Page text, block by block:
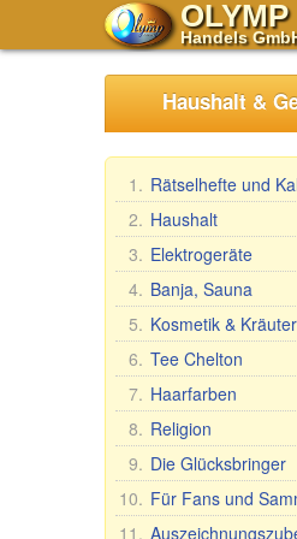
OLYMP
Handels
Haushalt &
1. Rätselhefte und
2. Haushalt
Mangal, Grills
Spieße
Dampfkocher
Haushaltswaren
Waschen und
Teig- &
Zubehör
Tischdecken
Fleischwölfe und
Backen, Tee,
3. Elektrogeräte
Küchen-
Andere
4. Banja, Sauna
Saunareisig
Saunabekleidung
Saunazubehör
Kosmetik
5. Kosmetik & Kräuter
Geschenk-Sets
Babuschka Agafia
Repejnik (Klette)
Pferdelinie
Belle Jardin
DIZAO
6. Tee Chelton
7. Haarfarben
8. Religion
Auto-Ikonen
Tischikonen, 2-,
Phelonium
9. Die Glücksbringer
10. Für Fans und
Fan/
11.